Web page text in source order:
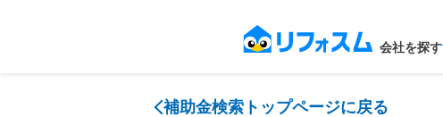
会社を探す
補助金検索トップページに戻る